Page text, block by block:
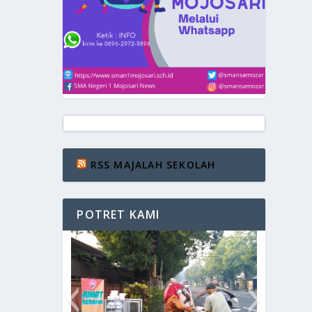
RSS MAJALAH SEKOLAH
POTRET KAMI